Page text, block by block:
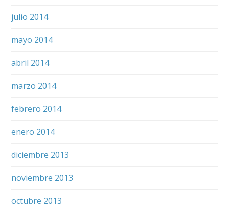
julio 2014
mayo 2014
abril 2014
marzo 2014
febrero 2014
enero 2014
diciembre 2013
noviembre 2013
octubre 2013